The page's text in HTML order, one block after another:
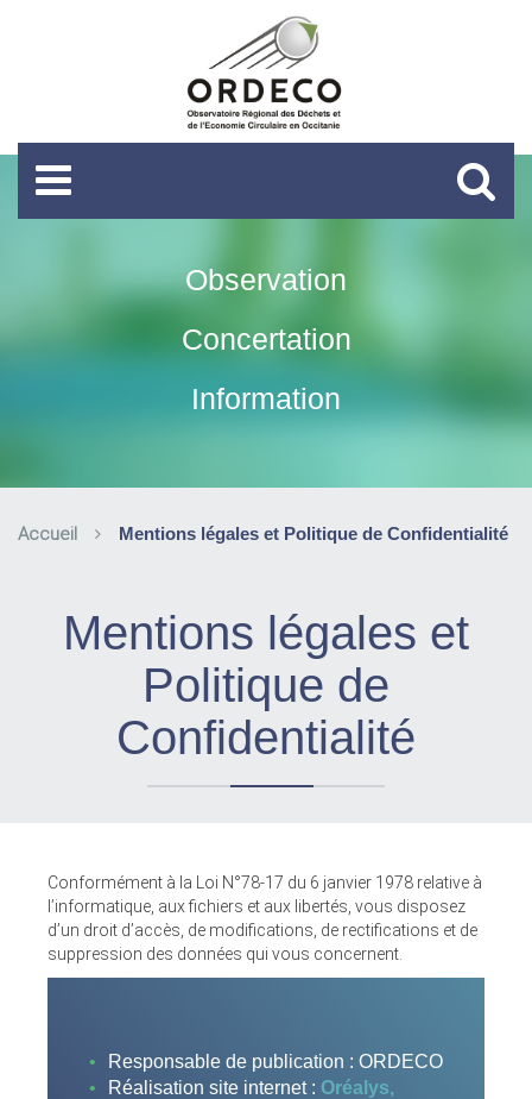
Observation
Concertation
Information
Accueil Mentions légales et Politique de Confidentialité
Mentions légales et
Politique de
Confidentialité
Conformément à la Loi N°78-17 du 6 janvier 1978 relative à
l’informatique, aux fichiers et aux libertés, vous disposez
d’un droit d’accès, de modifications, de rectifications et de
suppression des données qui vous concernent.
Responsable de publication : ORDECO
Réalisation site internet : Oréalys,